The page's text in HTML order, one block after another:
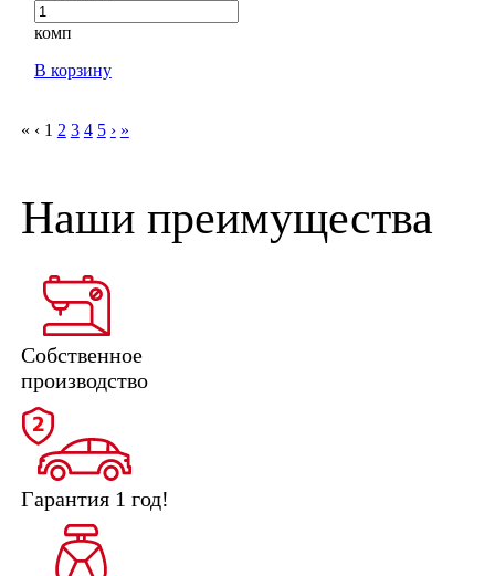
комп
В корзину
« ‹ 1 2 3 4 5 › »
Наши преимущества
Собственное
производство
Гарантия 1 год!